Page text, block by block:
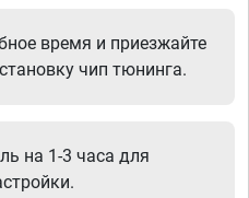
время и приезжайте
чип тюнинга.
на 1-3 часа для